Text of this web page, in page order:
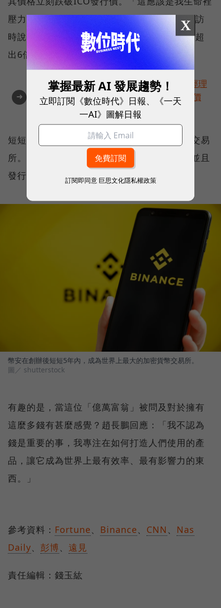
壓力最大的兩週半。」趙長鵬接受《遠見》採訪
時說道，幸好兩週半後，幣安幣價格回升，更超
出6倍，往後再也沒有跌破過發行價。
➜
角逐100 MVP盛典雙重榮耀！國際品牌X經理
人特別肯定，展現AI時代最具潛力的核心價
短短5年內，幣安成為世界上最大的加密貨幣交易
所。該交易平台目前擁有超過1億名使用者，並且
發行600多種貨幣。
幣安在創辦後短短5年內，成為世界上最大的加密貨幣交易所。
圖／ shutterstock
有趣的是，當這位「億萬富翁」被問及對於擁有
這麼多錢有甚麼感覺？趙長鵬回應：「我不認為
錢是重要的事，我專注在如何打造人們使用的產
品，讓它成為世界上最有效率、最有影響力的東
西。」
參考資料： Fortune Binance CNN
Nas
Daily
彭博 遠見
責任編輯：錢玉紘
X
掌握最新 AI 發展趨勢！
立即訂閱《數位時代》日報、《一天
一AI》圖解日報
訂閱即同意 巨思文化隱私權政策